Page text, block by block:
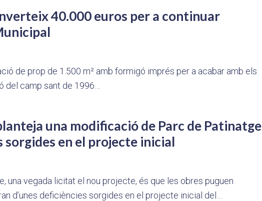
40.000 euros per a continuar
de prop de 1.500 m² amb formigó imprés per a acabar amb els
del camp sant de 1996…
una modificació de Parc de Patinatge
sorgides en el projecte inicial
una vegada licitat el nou projecte, és que les obres puguen
d’unes deficiències sorgides en el projecte inicial del…